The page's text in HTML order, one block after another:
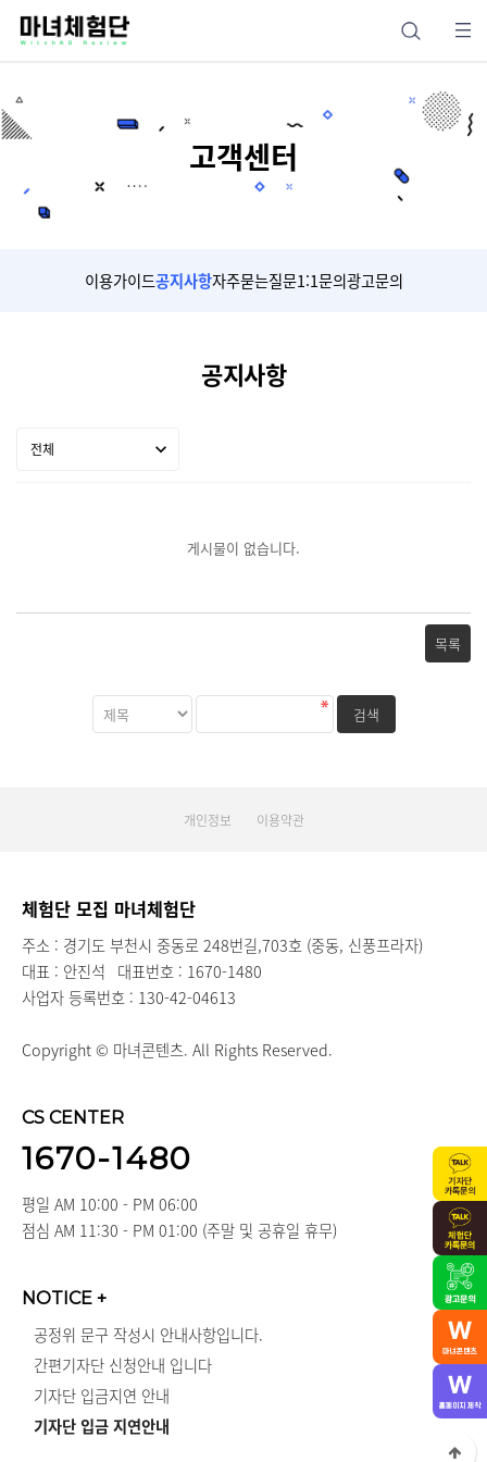
고객센터
이용가이드공지사항자주묻는질문1:1문의광고문의
공지사항
게시물이 없습니다.
목록
개인정보 이용약관
체험단 모집 마녀체험단
주소 : 경기도 부천시 중동로 248번길,703호 (중동, 신풍프라자)
대표 : 안진석 대표번호 : 1670-1480
사업자 등록번호 : 130-42-04613
Copyright © 마녀콘텐츠. All Rights Reserved.
CS CENTER
1670-1480
평일 AM 10:00 - PM 06:00
점심 AM 11:30 - PM 01:00 (주말 및 공휴일 휴무)
NOTICE +
공정위 문구 작성시 안내사항입니다.
간편기자단 신청안내 입니다
기자단 입금지연 안내
기자단 입금 지연안내